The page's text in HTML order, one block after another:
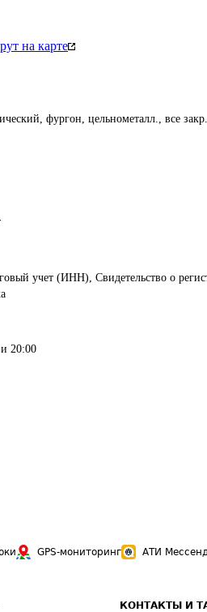
на карте
фургон, цельнометалл., все
учет (ИНН), Свидетельство о
20:00
GPS-мониторинг АТИ
КОНТАКТЫ И